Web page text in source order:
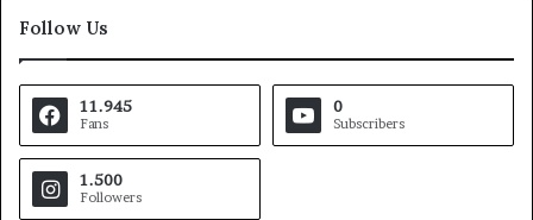
Follow Us
11.945
Fans
0
Subscribers
1.500
Followers